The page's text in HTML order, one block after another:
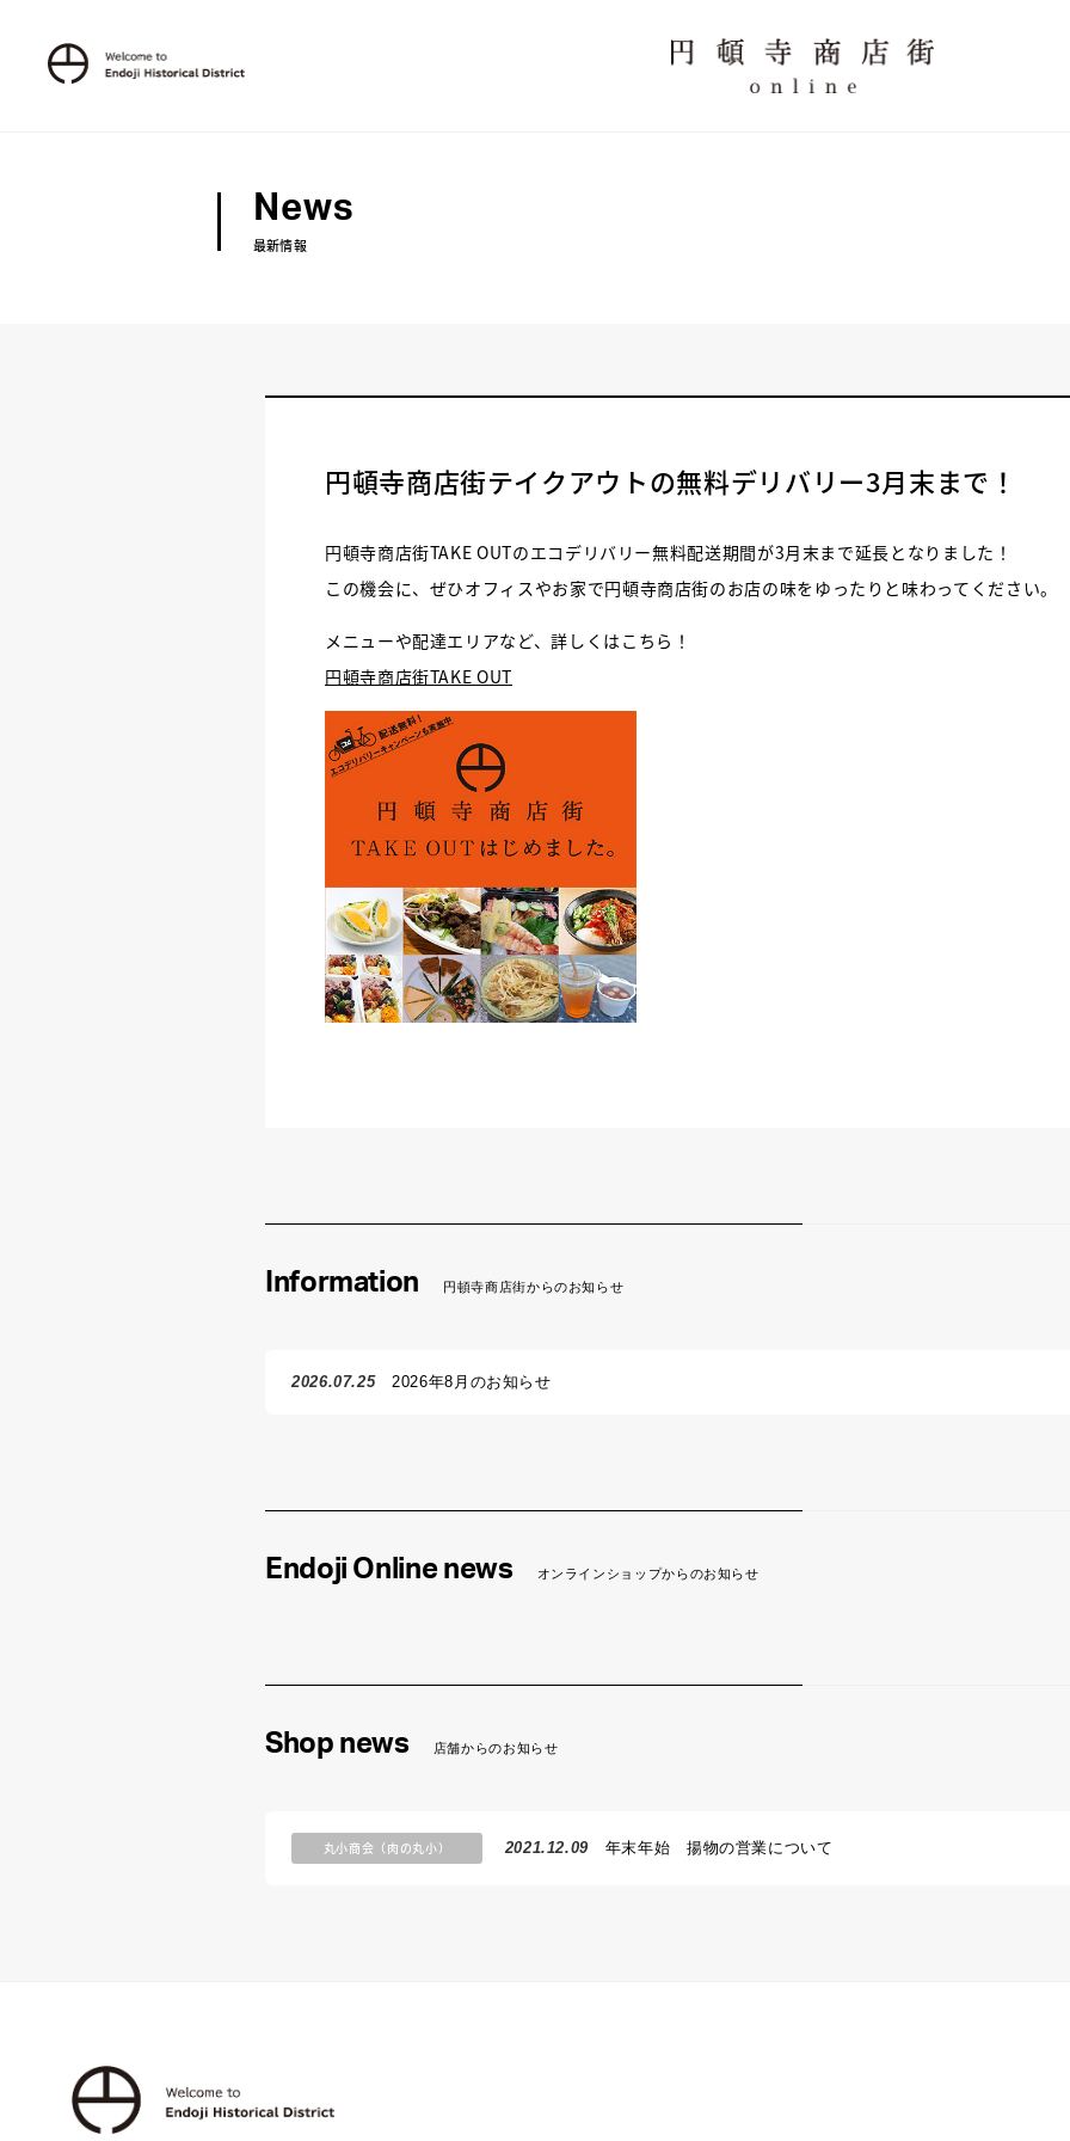
News
最新情報
円頓寺商店街テイクアウトの無料デリバリー3月末まで！
円頓寺商店街TAKE OUTのエコデリバリー無料配送期間が3月末まで延長となりました！
この機会に、ぜひオフィスやお家で円頓寺商店街のお店の味をゆったりと味わってください。
メニューや配達エリアなど、詳しくはこちら！
円頓寺商店街TAKE OUT
Information 円頓寺商店街からのお知らせ
2026.07.252026年8月のお知らせ
Endoji Online news オンラインショップからのお知らせ
Shop news 店舗からのお知らせ
丸小商会（肉の丸小） 2021.12.09 年末年始 揚物の営業について